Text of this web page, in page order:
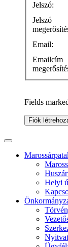
Jelszó:
Jelszó
Email:
Emailcím
Fields
Fiók
Helyi